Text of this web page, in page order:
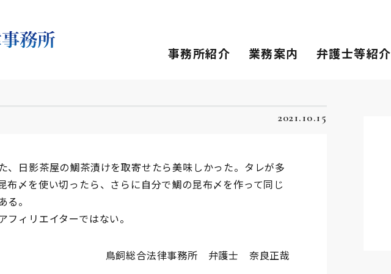
事務所紹介 業務案内 弁護士等紹介
2021.10.15
、日影茶屋の鯛茶漬けを取寄せたら美味しかった。タレが多
布〆を使い切ったら、さらに自分で鯛の昆布〆を作って同じ
。
ィリエイターではない。
鳥飼総合法律事務所 弁護士 奈良正哉